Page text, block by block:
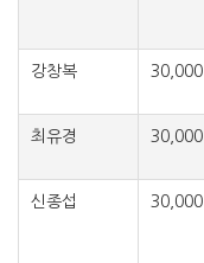
강창복 30,000
최유경 30,000
신종섭 30,000